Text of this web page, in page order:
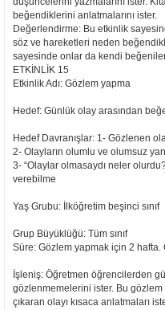
beğendiklerini anlatmalarını ister.
Değerlendirme: Bu etkinlik
söz ve hareketleri neden
sayesinde onlar da kendi
ETKİNLİK 15
Etkinlik Adı: Gözlem yapma
Hedef: Günlük olay arasından
Hedef Davranışlar: 1- Gözlenen
2- Olayların olumlu ve olumsuz
3- “Olaylar olmasaydı neler
verebilme
Yaş Grubu: İlköğretim beşinci sınıf
Grup Büyüklüğü: Tüm sınıf
Süre: Gözlem yapmak için 2 hafta.
İşleniş: Öğretmen öğrencilerden
gözlenmemelerini ister. Bu gözlem
çıkaran olayı kısaca anlatmaları